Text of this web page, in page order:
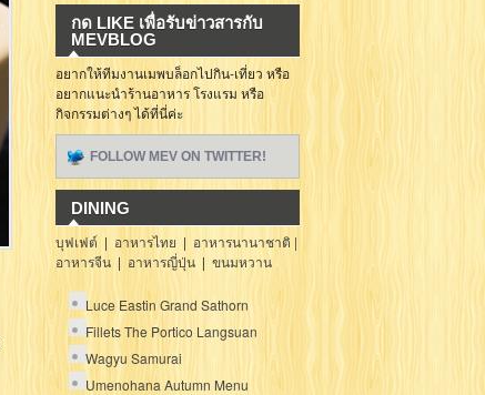
กด LIKE เพื่อรับข่าวสารกับ
MEVBLOG
อยากให้ทีมงานเมพบล็อกไปกิน-เที่ยว หรือ
อยากแนะนำร้านอาหาร โรงแรม หรือ
กิจกรรมต่างๆ ได้ที่นี่ค่ะ
FOLLOW MEV ON TWITTER!
DINING
บุฟเฟต์ | อาหารไทย | อาหารนานาชาติ |
อาหารจีน | อาหารญี่ปุ่น | ขนมหวาน
Luce Eastin Grand Sathorn
Fillets The Portico Langsuan
Wagyu Samurai
Umenohana Autumn Menu